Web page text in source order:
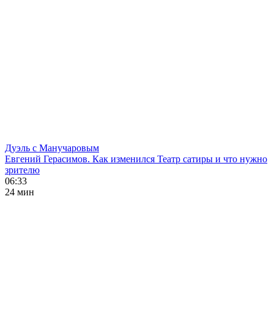
Дуэль с Манучаровым
Евгений Герасимов. Как изменился Театр сатиры и что нужно
зрителю
06:33
24 мин